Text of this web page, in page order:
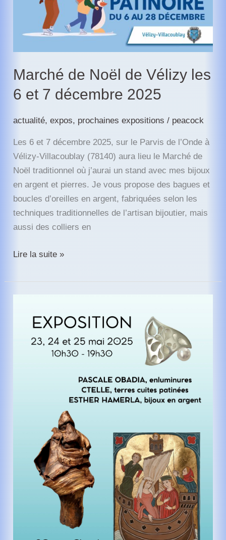
Marché de Noël de Vélizy les
6 et 7 décembre 2025
actualité,expos, prochaines expositions / peacock
Les 6 et 7 décembre 2025, sur le Parvis de l’Onde à
Vélizy-Villacoublay (78140) aura lieu le Marché de
Noël traditionnel où j’aurai un stand avec mes bijoux
en argent et pierres. Je vous propose des bagues et
boucles d’oreilles en argent, fabriquées selon les
techniques traditionnelles de l’artisan bijoutier, mais
aussi des colliers en
Marché
de
Lire la suite »